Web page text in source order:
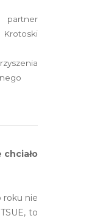
partner
roku nie
to